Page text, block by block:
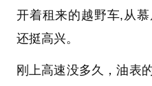
开着租来的越野车,从
还挺高兴。
刚上高速没多久，油表